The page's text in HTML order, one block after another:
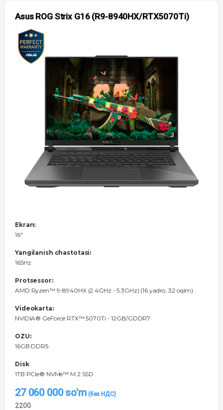
Asus ROG Strix G16 (R9-8940HX/RTX5070Ti)
Ekran:
16"
Yangilanish chastotasi:
165Hz
Protsessor:
AMD Ryzen™ 9-8940HX (2.4GHz - 5.3GHz) (16 yadro, 32 oqim)
Videokarta:
NVIDIA® GeForce RTX™ 5070Ti - 12GB/GDDR7
OZU:
16GB DDR5
Disk
1TB PCIe® NVMe™ M.2 SSD
27 060 000so'm
2200